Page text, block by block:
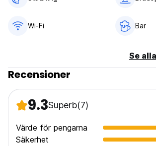
Wi-Fi Bar
Se
Recensioner
9.3Superb(7)
Värde för pengarna
Säkerhet